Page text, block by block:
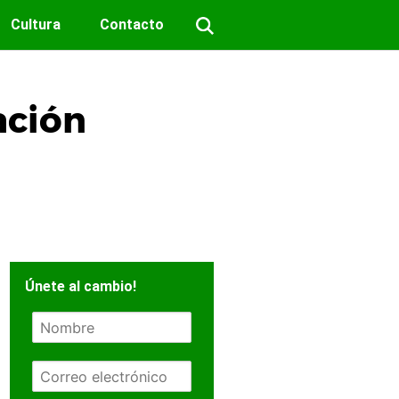
Cultura Contacto
Únete al cambio!
N
m
r
E
m